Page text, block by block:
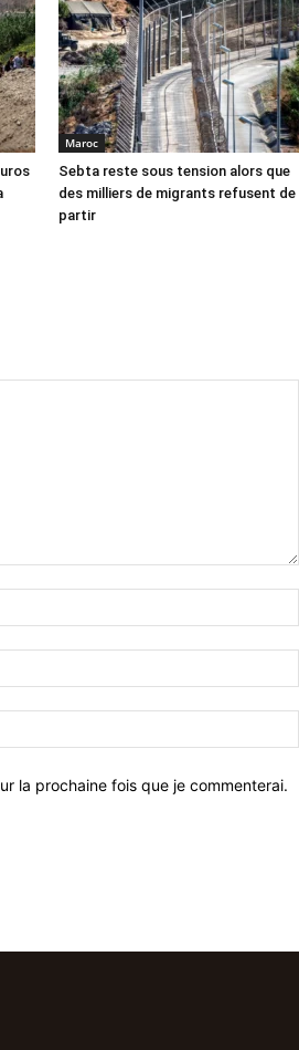
Maroc
Sebta reste sous tension alors que
des milliers de migrants refusent de
partir
la prochaine fois que je commenterai.